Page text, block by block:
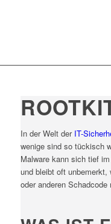
In der Welt der IT-
wenige sind so tückisch
Malware kann sich tief
und bleibt oft unbemerkt,
oder anderen Schadcode